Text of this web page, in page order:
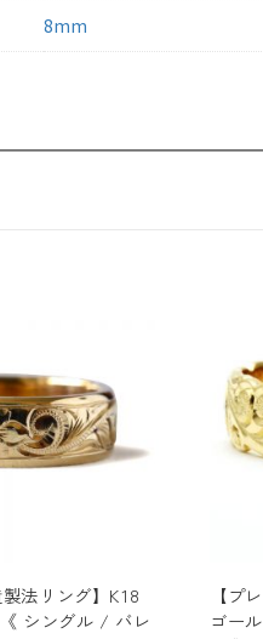
8mm
製法リング】K18
シングル / バレ
【プ
ゴー